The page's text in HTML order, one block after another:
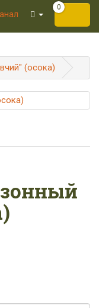
0
(осока)